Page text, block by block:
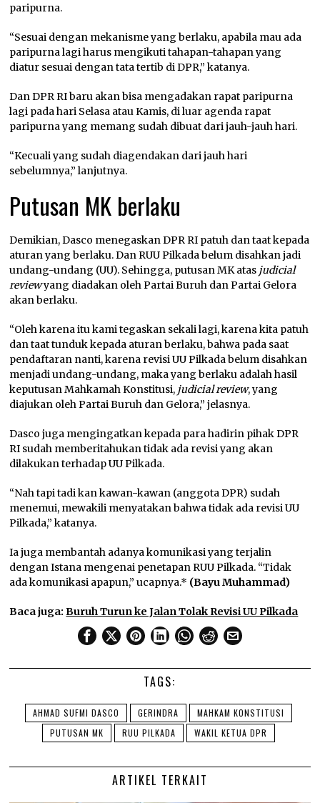
paripurna.
“Sesuai dengan mekanisme yang berlaku, apabila mau ada
paripurna lagi harus mengikuti tahapan-tahapan yang
diatur sesuai dengan tata tertib di DPR,” katanya.
Dan DPR RI baru akan bisa mengadakan rapat paripurna
lagi pada hari Selasa atau Kamis, di luar agenda rapat
paripurna yang memang sudah dibuat dari jauh-jauh hari.
“Kecuali yang sudah diagendakan dari jauh hari
sebelumnya,” lanjutnya.
Putusan MK berlaku
Demikian, Dasco menegaskan DPR RI patuh dan taat kepada
aturan yang berlaku. Dan RUU Pilkada belum disahkan jadi
undang-undang (UU). Sehingga, putusan MK atas judicial
reviewyang diadakan oleh Partai Buruh dan Partai Gelora
akan berlaku.
“Oleh karena itu kami tegaskan sekali lagi, karena kita patuh
dan taat tunduk kepada aturan berlaku, bahwa pada saat
pendaftaran nanti, karena revisi UU Pilkada belum disahkan
menjadi undang-undang, maka yang berlaku adalah hasil
keputusan Mahkamah Konstitusi, judicial review, yang
diajukan oleh Partai Buruh dan Gelora,” jelasnya.
Dasco juga mengingatkan kepada para hadirin pihak DPR
RI sudah memberitahukan tidak ada revisi yang akan
dilakukan terhadap UU Pilkada.
“Nah tapi tadi kan kawan-kawan (anggota DPR) sudah
menemui, mewakili menyatakan bahwa tidak ada revisi UU
Pilkada,” katanya.
Ia juga membantah adanya komunikasi yang terjalin
dengan Istana mengenai penetapan RUU Pilkada. “Tidak
ada komunikasi apapun,” ucapnya.* (Bayu Muhammad)
Baca juga:Buruh Turun ke Jalan Tolak Revisi UU Pilkada
TAGS:
AHMAD SUFMI DASCO GERINDRA
MAHKAM KONSTITUSI
PUTUSAN MK
RUU PILKADA WAKIL KETUA DPR
ARTIKEL TERKAIT